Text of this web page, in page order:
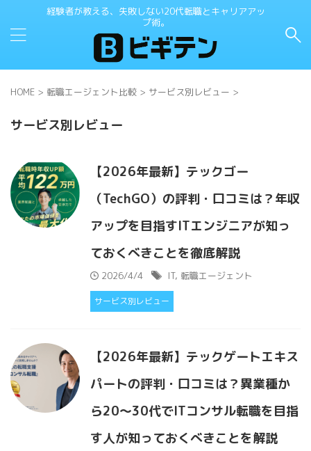
経験者が教える、失敗しない20代転職とキャリアアッ
プ術。
HOME > 転職エージェント比較 > サービス別レビュー >
サービス別レビュー
【2026年最新】テックゴー
（TechGO）の評判・口コミは？年収
アップを目指すITエンジニアが知っ
ておくべきことを徹底解説
2026/4/4 IT, 転職エージェント
サービス別レビュー
【2026年最新】テックゲートエキス
パートの評判・口コミは？異業種か
ら20〜30代でITコンサル転職を目指
す人が知っておくべきことを解説